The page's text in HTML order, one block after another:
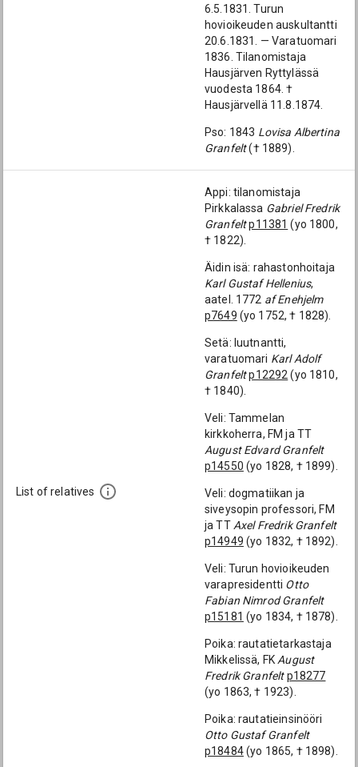
6.5.1831. Turun
hovioikeuden auskultantti
20.6.1831. — Varatuomari
1836. Tilanomistaja
Hausjärven Ryttylässä
vuodesta 1864. †
Hausjärvellä 11.8.1874.
Pso: 1843 Lovisa Albertina
Granfelt(† 1889).
List of relatives
Appi: tilanomistaja
Pirkkalassa Gabriel Fredrik
Granfeltp11381 (yo 1800,
† 1822).
Äidin isä: rahastonhoitaja
Karl Gustaf Hellenius,
aatel. 1772 af Enehjelm
p7649 (yo 1752, † 1828).
Setä: luutnantti,
varatuomari Karl Adolf
Granfeltp12292 (yo 1810,
† 1840).
Veli: Tammelan
kirkkoherra, FM ja TT
August Edvard Granfelt
p14550 (yo 1828, † 1899).
Veli: dogmatiikan ja
siveysopin professori, FM
ja TT Axel Fredrik Granfelt
p14949 (yo 1832, † 1892).
Veli: Turun hovioikeuden
varapresidentti Otto
Fabian Nimrod Granfelt
p15181 (yo 1834, † 1878).
Poika: rautatietarkastaja
Mikkelissä, FK August
Fredrik Granfelt p18277
(yo 1863, † 1923).
Poika: rautatieinsinööri
Otto Gustaf Granfelt
p18484(yo 1865, † 1898).